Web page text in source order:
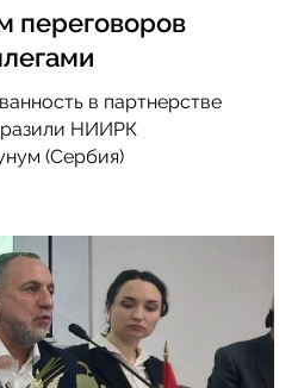
переговоров
в партнерстве
НИИРК
(Сербия)